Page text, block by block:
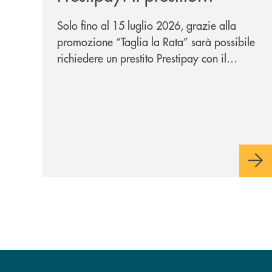
personale che si fa in due
per te!
Solo fino al 15 luglio 2026, grazie alla
promozione “Taglia la Rata” sarà possibile
richiedere un prestito Prestipay con il